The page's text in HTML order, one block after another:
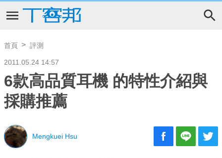
首頁 評測
2011.05.24 14:57
6款高品質耳機 的特性介紹與
採購推薦
Mengkuei Hsu